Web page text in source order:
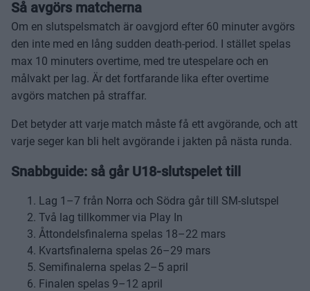
Så avgörs matcherna
Om en slutspelsmatch är oavgjord efter 60 minuter avgörs
den inte med en lång sudden death-period. I stället spelas
max 10 minuters overtime, med tre utespelare och en
målvakt per lag. Är det fortfarande lika efter overtime
avgörs matchen på straffar.
Det betyder att varje match måste få ett avgörande, och att
varje seger kan bli helt avgörande i jakten på nästa runda.
Snabbguide: så går U18-slutspelet till
Lag 1–7 från Norra och Södra går till SM-slutspel
Två lag tillkommer via Play In
Åttondelsfinalerna spelas 18–22 mars
Kvartsfinalerna spelas 26–29 mars
Semifinalerna spelas 2–5 april
Finalen spelas 9–12 april